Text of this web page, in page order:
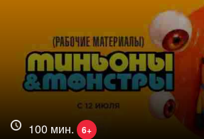
100 мин. 6+